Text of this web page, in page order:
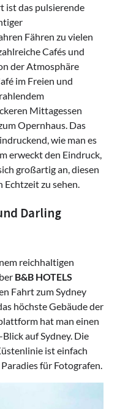
ist das pulsierende
Fähren zu vielen
Cafés und
der Atmosphäre
im Freien und
Mittagessen
Opernhaus. Das
wie man es
erweckt den Eindruck,
großartig an, diesen
zu sehen.
Darling
reichhaltigen
B&B HOTELS
Fahrt zum Sydney
höchste Gebäude der
hat man einen
auf Sydney. Die
ist einfach
für Fotografen.